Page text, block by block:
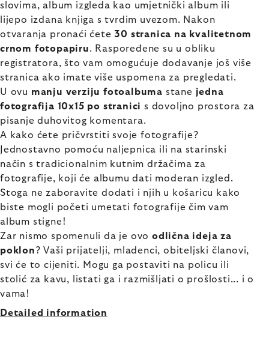
slovima, album izgleda kao umjetnički album ili
lijepo izdana knjiga s tvrdim uvezom. Nakon
otvaranja pronaći ćete 30 stranica na kvalitetnom
crnom fotopapiru. Raspoređene su u obliku
registratora, što vam omogućuje dodavanje još više
stranica ako imate više uspomena za pregledati.
U ovu manju verziju fotoalbuma stane jedna
fotografija 10x15 po stranici s dovoljno prostora za
pisanje duhovitog komentara.
A kako ćete pričvrstiti svoje fotografije?
Jednostavno pomoću naljepnica ili na starinski
način s tradicionalnim kutnim držačima za
fotografije, koji će albumu dati moderan izgled.
Stoga ne zaboravite dodati i njih u košaricu kako
biste mogli početi umetati fotografije čim vam
album stigne!
Zar nismo spomenuli da je ovo odlična ideja za
poklon? Vaši prijatelji, mladenci, obiteljski članovi,
svi će to cijeniti. Mogu ga postaviti na policu ili
stolić za kavu, listati ga i razmišljati o prošlosti... i o
vama!
Detailed information